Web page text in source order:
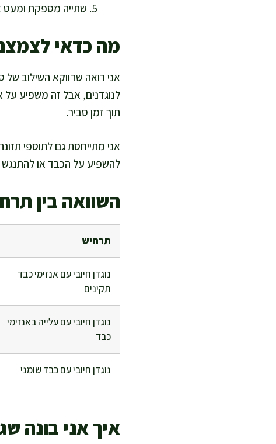
שתייה מספקת ומעט
מה כדאי
אני רואה שדווקא השילוב
לנוגדנים, אבל זה משפיע
תוך זמן סביר.
אני מתייחסת גם לתוספי
להשפיע על הכבד או להתנגש
השוואה בין
תרחיש
נוגדן חיובי עם אנזימי כבד
תקינים
נוגדן חיובי עם עלייה באנזימי
כבד
נוגדן חיובי עם כבד שומני
איך אני בונה